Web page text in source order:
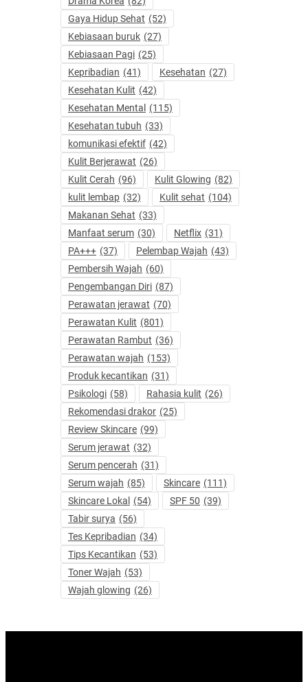
Gaya Hidup Sehat (52)
Kebiasaan buruk (27)
Kebiasaan Pagi (25)
Kepribadian (41) Kesehatan (27)
Kesehatan Kulit (42)
Kesehatan Mental
(115)
Kesehatan tubuh (33)
komunikasi efektif (42)
Kulit Berjerawat (26)
Kulit Cerah (96) Kulit Glowing (82)
kulit lembap (32) Kulit sehat (104)
Makanan Sehat (33)
Manfaat serum (30) Netflix (31)
PA+++ (37) Pelembap Wajah (43)
Pembersih Wajah (60)
Pengembangan Diri (87)
Perawatan jerawat (70)
Perawatan Kulit (801)
Perawatan Rambut (36)
Perawatan wajah (153)
Produk kecantikan (31)
Psikologi (58) Rahasia kulit (26)
Rekomendasi drakor (25)
Review Skincare (99)
Serum jerawat (32)
Serum pencerah (31)
Serum wajah (85) Skincare (111)
Skincare Lokal
(54) SPF 50 (39)
Tabir surya (56)
Tes Kepribadian (34)
Tips Kecantikan (53)
Toner Wajah (53)
Wajah glowing (26)